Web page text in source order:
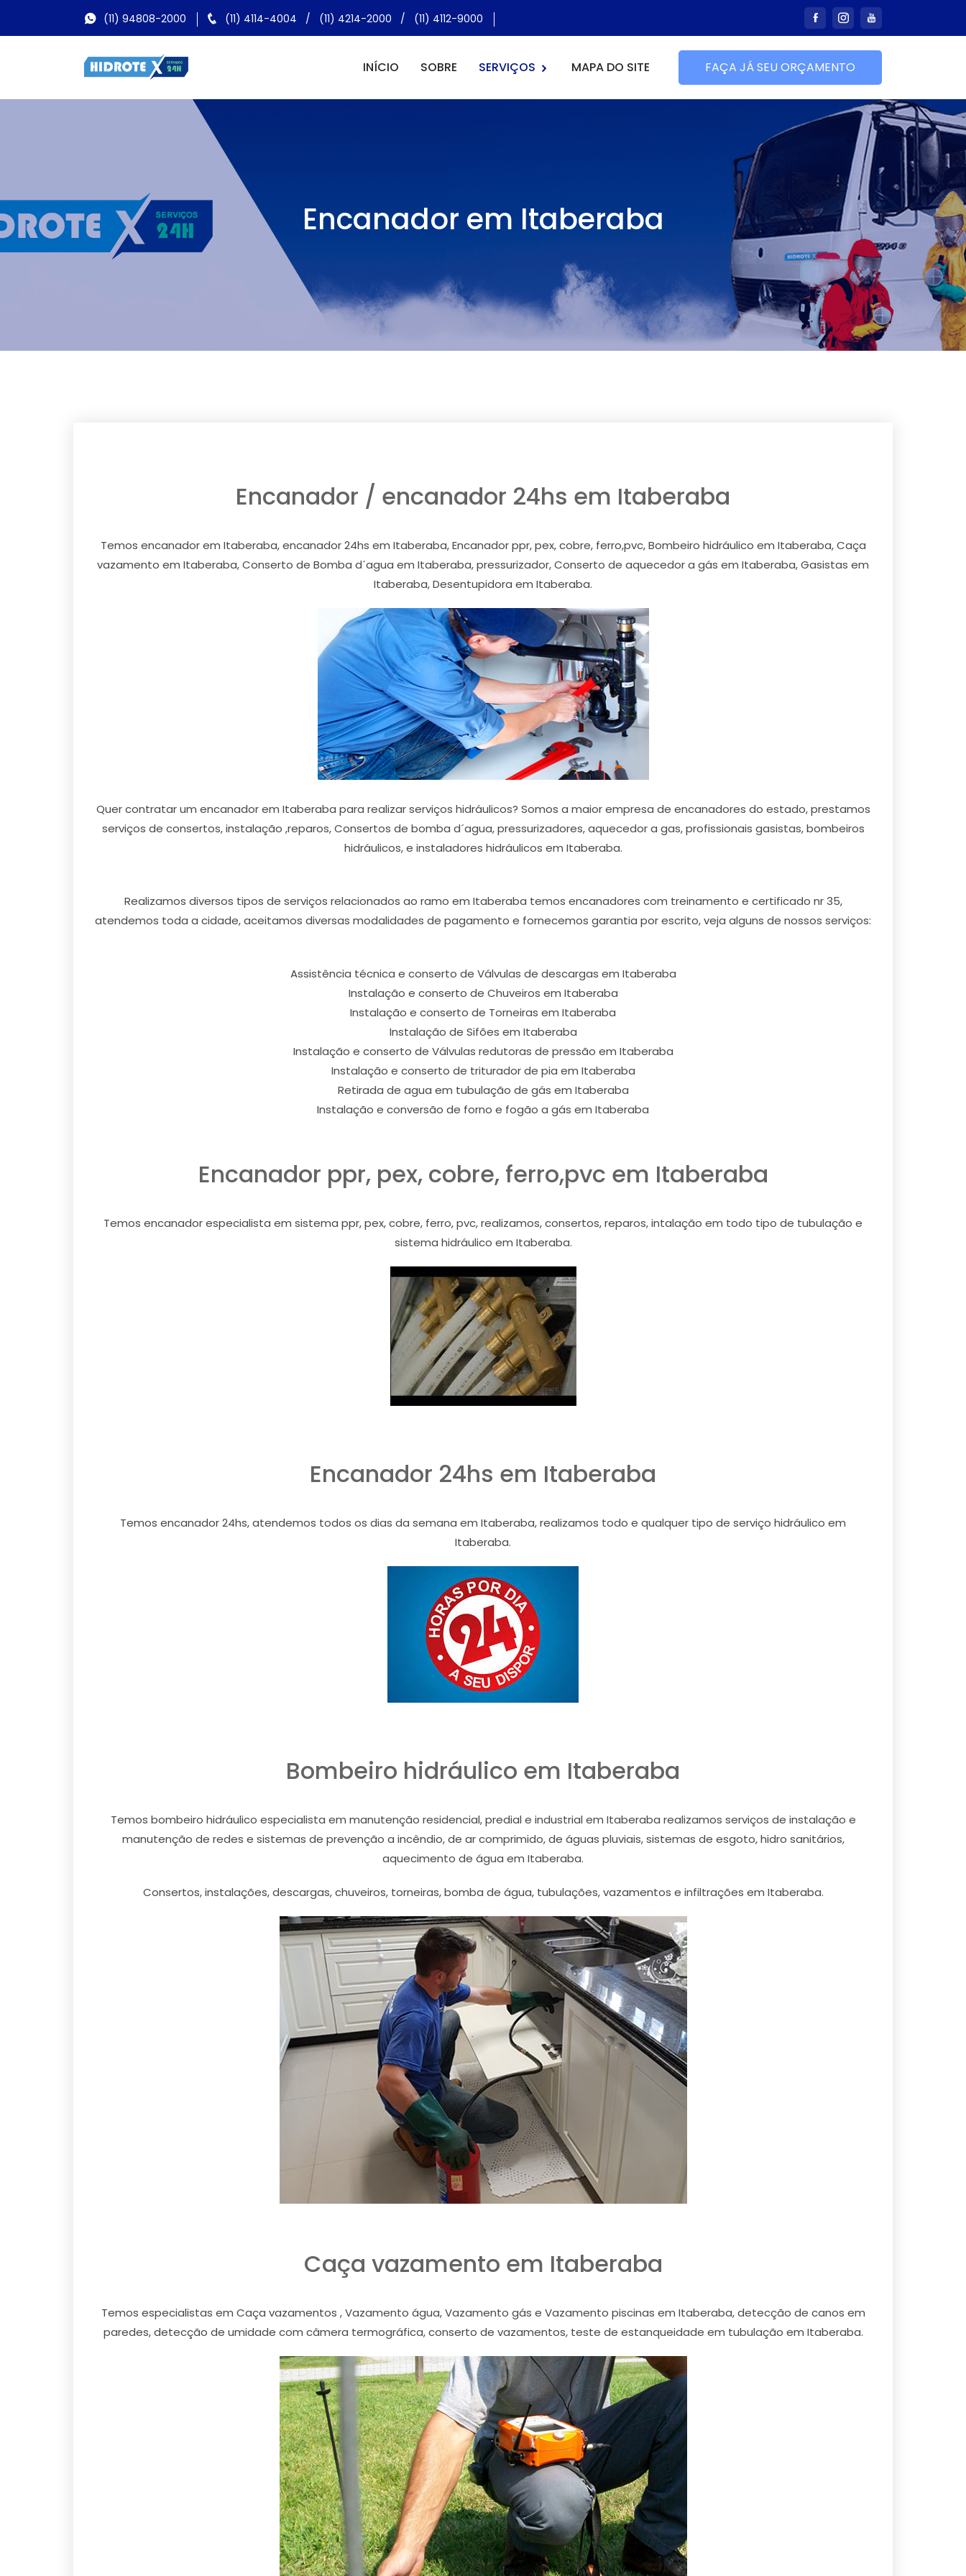
(11) 94808-2000 (11) 4114-4004 / (11) 4214-2000 / (11) 4112-9000
INÍCIO SOBRE SERVIÇOS MAPA DO SITE FAÇA JÁ SEU ORÇAMENTO
Encanador em Itaberaba
Encanador / encanador 24hs em Itaberaba
Temos encanador em Itaberaba, encanador 24hs em Itaberaba, Encanador ppr, pex, cobre, ferro,pvc, Bombeiro hidráulico em Itaberaba, Caça
vazamento em Itaberaba, Conserto de Bomba d´agua em Itaberaba, pressurizador, Conserto de aquecedor a gás em Itaberaba, Gasistas em
Itaberaba, Desentupidora em Itaberaba.
Quer contratar um encanador em Itaberaba para realizar serviços hidráulicos? Somos a maior empresa de encanadores do estado, prestamos
serviços de consertos, instalação ,reparos, Consertos de bomba d´agua, pressurizadores, aquecedor a gas, profissionais gasistas, bombeiros
hidráulicos, e instaladores hidráulicos em Itaberaba.
Realizamos diversos tipos de serviços relacionados ao ramo em Itaberaba temos encanadores com treinamento e certificado nr 35,
atendemos toda a cidade, aceitamos diversas modalidades de pagamento e fornecemos garantia por escrito, veja alguns de nossos serviços:
Assistência técnica e conserto de Válvulas de descargas em Itaberaba
Instalação e conserto de Chuveiros em Itaberaba
Instalação e conserto de Torneiras em Itaberaba
Instalação de Sifões em Itaberaba
Instalação e conserto de Válvulas redutoras de pressão em Itaberaba
Instalação e conserto de triturador de pia em Itaberaba
Retirada de agua em tubulação de gás em Itaberaba
Instalação e conversão de forno e fogão a gás em Itaberaba
Encanador ppr, pex, cobre, ferro,pvc em Itaberaba
Temos encanador especialista em sistema ppr, pex, cobre, ferro, pvc, realizamos, consertos, reparos, intalação em todo tipo de tubulação e
sistema hidráulico em Itaberaba.
Encanador 24hs em Itaberaba
Temos encanador 24hs, atendemos todos os dias da semana em Itaberaba, realizamos todo e qualquer tipo de serviço hidráulico em
Itaberaba.
Bombeiro hidráulico em Itaberaba
Temos bombeiro hidráulico especialista em manutenção residencial, predial e industrial em Itaberaba realizamos serviços de instalação e
manutenção de redes e sistemas de prevenção a incêndio, de ar comprimido, de águas pluviais, sistemas de esgoto, hidro sanitários,
aquecimento de água em Itaberaba.
Consertos, instalações, descargas, chuveiros, torneiras, bomba de água, tubulações, vazamentos e infiltrações em Itaberaba.
Caça vazamento em Itaberaba
Temos especialistas em Caça vazamentos , Vazamento água, Vazamento gás e Vazamento piscinas em Itaberaba, detecção de canos em
paredes, detecção de umidade com câmera termográfica, conserto de vazamentos, teste de estanqueidade em tubulação em Itaberaba.